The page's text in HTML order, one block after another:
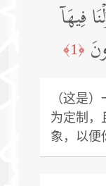
فِیهَاۤ
﴿1﴾
（这是
为定制，
象，以便